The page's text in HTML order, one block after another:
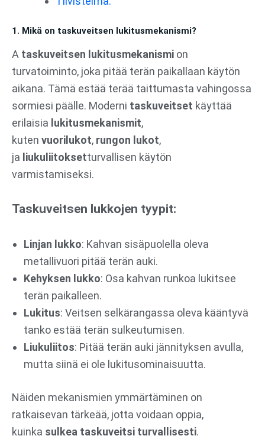
1. Mikä on taskuveitsen lukitusmekanismi?
A taskuveitsen lukitusmekanismi on
turvatoiminto, joka pitää terän paikallaan käytön
aikana. Tämä estää terää taittumasta vahingossa
sormiesi päälle. Moderni taskuveitset käyttää
erilaisia lukitusmekanismit,
kuten vuorilukot, rungon lukot,
ja liukuliitoksetturvallisen käytön
varmistamiseksi.
Taskuveitsen lukkojen tyypit:
Linjan lukko: Kahvan sisäpuolella oleva
metallivuori pitää terän auki.
Kehyksen lukko: Osa kahvan runkoa lukitsee
terän paikalleen.
Lukitus: Veitsen selkärangassa oleva kääntyvä
tanko estää terän sulkeutumisen.
Liukuliitos: Pitää terän auki jännityksen avulla,
mutta siinä ei ole lukitusominaisuutta.
Näiden mekanismien ymmärtäminen on
ratkaisevan tärkeää, jotta voidaan oppia,
kuinka sulkea taskuveitsi turvallisesti.